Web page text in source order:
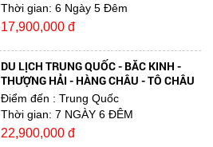
Thời gian: 6 Ngày 5 Đêm
17,900,000 đ
DU LỊCH TRUNG QUỐC - BẮC KINH -
THƯỢNG HẢI - HÀNG CHÂU - TÔ CHÂU
Điểm đến : Trung Quốc
Thời gian: 7 NGÀY 6 ĐÊM
22,900,000 đ